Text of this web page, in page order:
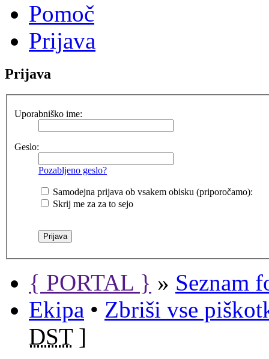
Pomoč
Prijava
Prijava
Uporabniško ime:
Geslo:
Pozabljeno geslo?
Samodejna prijava ob vsakem obisku (priporočamo):
Skrij me za za to sejo
{ PORTAL } » Seznam
Ekipa • Zbriši vse
DST]